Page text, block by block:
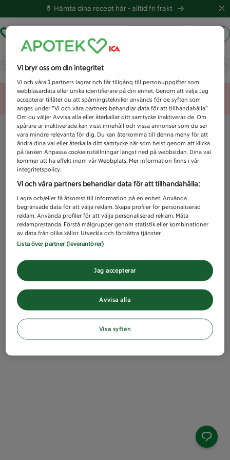
💊 Hämta dina recept här -alltid fri frakt
Vad letar du efter idag?
Unknown error
Vi bryr oss om din integritet
Vi och våra1 partners lagrar och får tillgång till personuppgifter som
webbläsardata eller unika identifierare på din enhet. Genom att välja Jag
accepterar tillåter du att spårningstekniker används för de syften som
anges under ”Vi och våra partners behandlar data för att tillhandahålla”.
Om du väljer Avvisa alla eller återkallar ditt samtycke inaktiveras de. Om
spårare är inaktiverade kan visst innehåll och vissa annonser som du ser
vara mindre relevanta för dig. Du kan återkomma till denna meny för att
ändra dina val eller återkalla ditt samtycke när som helst genom att klicka
på länken Anpassa cookieinställningar längst ned på webbsidan. Dina val
kommer att ha effekt inom vår Webbplats. Mer information finns i vår
integritetspolicy.
Vi och våra partners behandlar data för att tillhandahålla:
Lagra och/eller få åtkomst till information på en enhet. Använda
begränsade data för att välja reklam. Skapa profiler för personaliserad
reklam. Använda profiler för att välja personaliserad reklam. Mäta
reklamprestanda. Förstå målgrupper genom statistik eller kombinationer
av data från olika källor. Utveckla och förbättra tjänster.
Lista över partner (leverantörer)
Avvisa alla
Jag accepterar
Visa syften